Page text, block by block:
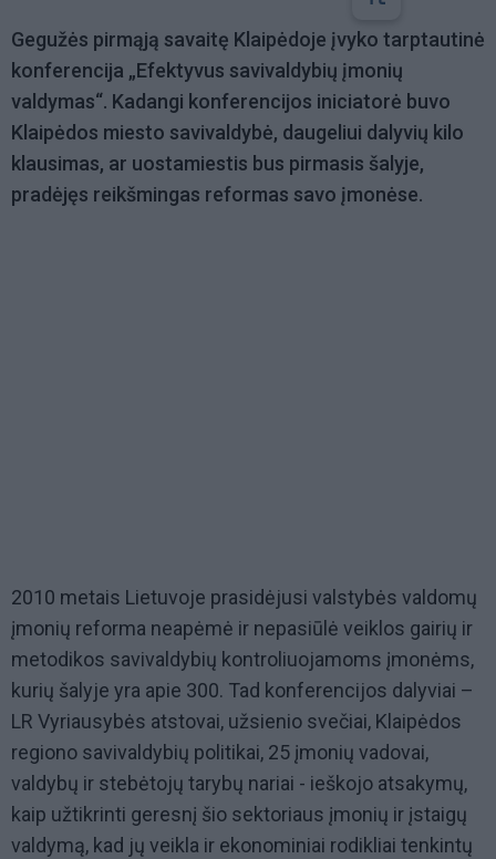
Gegužės pirmąją savaitę Klaipėdoje įvyko tarptautinė
konferencija „Efektyvus savivaldybių įmonių
valdymas“. Kadangi konferencijos iniciatorė buvo
Klaipėdos miesto savivaldybė, daugeliui dalyvių kilo
klausimas, ar uostamiestis bus pirmasis šalyje,
pradėjęs reikšmingas reformas savo įmonėse.
2010 metais Lietuvoje prasidėjusi valstybės valdomų
įmonių reforma neapėmė ir nepasiūlė veiklos gairių ir
metodikos savivaldybių kontroliuojamoms įmonėms,
kurių šalyje yra apie 300. Tad konferencijos dalyviai –
LR Vyriausybės atstovai, užsienio svečiai, Klaipėdos
regiono savivaldybių politikai, 25 įmonių vadovai,
valdybų ir stebėtojų tarybų nariai - ieškojo atsakymų,
kaip užtikrinti geresnį šio sektoriaus įmonių ir įstaigų
valdymą, kad jų veikla ir ekonominiai rodikliai tenkintų